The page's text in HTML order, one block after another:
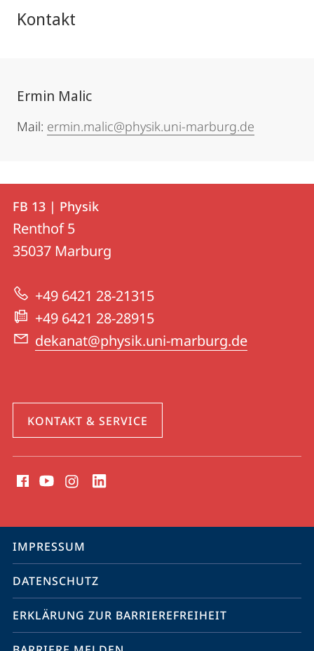
Kontakt
Ermin Malic
Mail: ermin.malic@physik.uni-marburg.de
Kontakt
und
Informationen
zur
Website
Kontaktinformationen
FB
13
Physik
FB 13 | Physik
Renthof 5
35037 Marburg
+49 6421 28-21315
+49 6421 28-28915
dekanat@physik.uni-marburg.de
KONTAKT & SERVICE
Media
Service-
Navigation
IMPRESSUM
DATENSCHUTZ
ERKLÄRUNG ZUR BARRIEREFREIHEIT